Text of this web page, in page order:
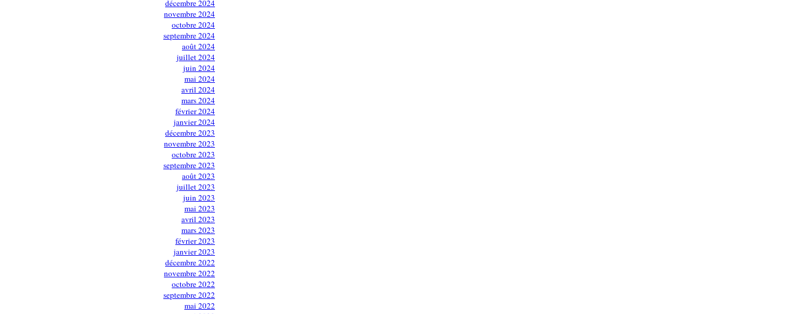
décembre 2024
novembre 2024
octobre 2024
septembre 2024
août 2024
juillet 2024
juin 2024
mai 2024
avril 2024
mars 2024
février 2024
janvier 2024
décembre 2023
novembre 2023
octobre 2023
septembre 2023
août 2023
juillet 2023
juin 2023
mai 2023
avril 2023
mars 2023
février 2023
janvier 2023
décembre 2022
novembre 2022
octobre 2022
septembre 2022
mai 2022